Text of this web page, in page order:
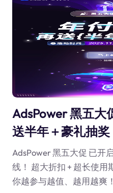
AdsPower 黑五大
送半年＋豪礼抽奖
AdsPower 黑五大促 已开
线！ 超大折扣 + 超长使用
你越参与越值、越用越爽！